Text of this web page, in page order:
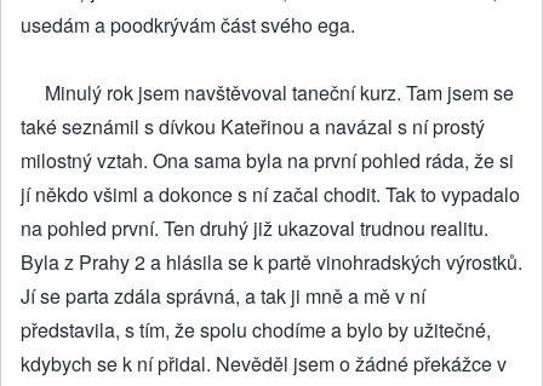
usedám a poodkrývám část svého ega.
Minulý rok jsem navštěvoval taneční kurz. Tam jsem se
také seznámil s dívkou Kateřinou a navázal s ní prostý
milostný vztah. Ona sama byla na první pohled ráda, že si
jí někdo všiml a dokonce s ní začal chodit. Tak to vypadalo
na pohled první. Ten druhý již ukazoval trudnou realitu.
Byla z Prahy 2 a hlásila se k partě vinohradských výrostků.
Jí se parta zdála správná, a tak ji mně a mě v ní
představila, s tím, že spolu chodíme a bylo by užitečné,
kdybych se k ní přidal. Nevěděl jsem o žádné překážce v